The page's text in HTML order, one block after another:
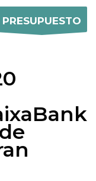
PRESUPUESTO